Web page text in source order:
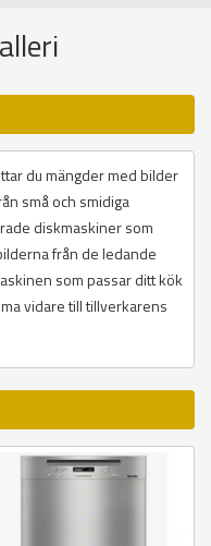
du mängder med bilder
små och smidiga
diskmaskiner som
från de ledande
som passar ditt kök
vidare till tillverkarens